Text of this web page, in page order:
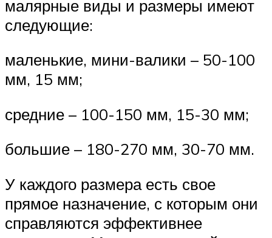
малярные виды и размеры имеют
следующие:
маленькие, мини-валики – 50-100
мм, 15 мм;
средние – 100-150 мм, 15-30 мм;
большие – 180-270 мм, 30-70 мм.
У каждого размера есть свое
прямое назначение, с которым они
справляются эффективнее